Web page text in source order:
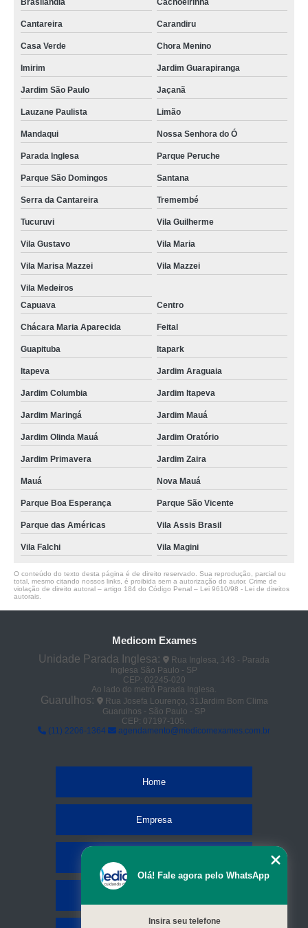
Brasilândia
Cachoeirinha
Cantareira Carandiru
Casa Verde Chora Menino
Imirim Jardim Guarapiranga
Jardim São Paulo Jaçanã
Lauzane Paulista Limão
Mandaqui Nossa Senhora do Ó
Parada Inglesa Parque Peruche
Parque São Domingos Santana
Serra da Cantareira Tremembé
Tucuruvi Vila Guilherme
Vila Gustavo Vila Maria
Vila Marisa Mazzei Vila Mazzei
Vila Medeiros
Capuava
Centro
Chácara Maria Aparecida Feital
Guapituba Itapark
Itapeva Jardim Araguaia
Jardim Columbia Jardim Itapeva
Jardim Maringá Jardim Mauá
Jardim Olinda Mauá Jardim Oratório
Jardim Primavera Jardim Zaira
Mauá Nova Mauá
Parque Boa Esperança Parque São Vicente
Parque das Américas Vila Assis Brasil
Vila Falchi Vila Magini
O conteúdo do texto desta página é de direito reservado. Sua reprodução, parcial ou
total, mesmo citando nossos links, é proibida sem a autorização do autor. Crime de
violação de direito autoral – artigo 184 do Código Penal – Lei 9610/98 - Lei de direitos
autorais
Medicom Exames
Unidade Parada Inglesa:
Rua Inglesa, 143 - Parada
Inglesa São Paulo - SP
CEP: 02245-020
Ao lado do metrô Parada Inglesa.
Guarulhos:
Rua Josefa Lourenço, 31Jardim Bom Clima
Guarulhos - São Paulo - SP
CEP: 07197-105.
(11) 2206-1364
agendamento@medicomexames.com.br
Home
Empresa
Olá! Fale agora pelo WhatsApp
Insira seu telefone